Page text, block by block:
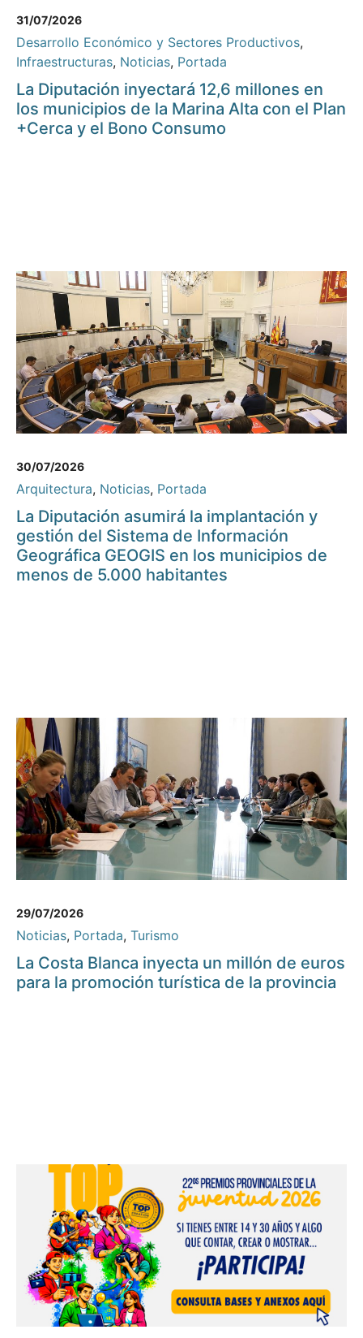
31/07/2026
Desarrollo Económico y Sectores Productivos,
Infraestructuras, Noticias, Portada
La Diputación inyectará 12,6 millones en
los municipios de la Marina Alta con el Plan
+Cerca y el Bono Consumo
30/07/2026
Arquitectura, Noticias, Portada
La Diputación asumirá la implantación y
gestión del Sistema de Información
Geográfica GEOGIS en los municipios de
menos de 5.000 habitantes
29/07/2026
Noticias, Portada, Turismo
La Costa Blanca inyecta un millón de euros
para la promoción turística de la provincia